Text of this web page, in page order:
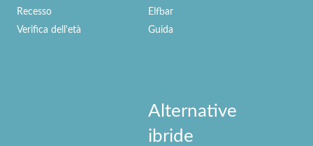
Recesso
Verifica dell'età
Elfbar
Guida
Alternative
ibride